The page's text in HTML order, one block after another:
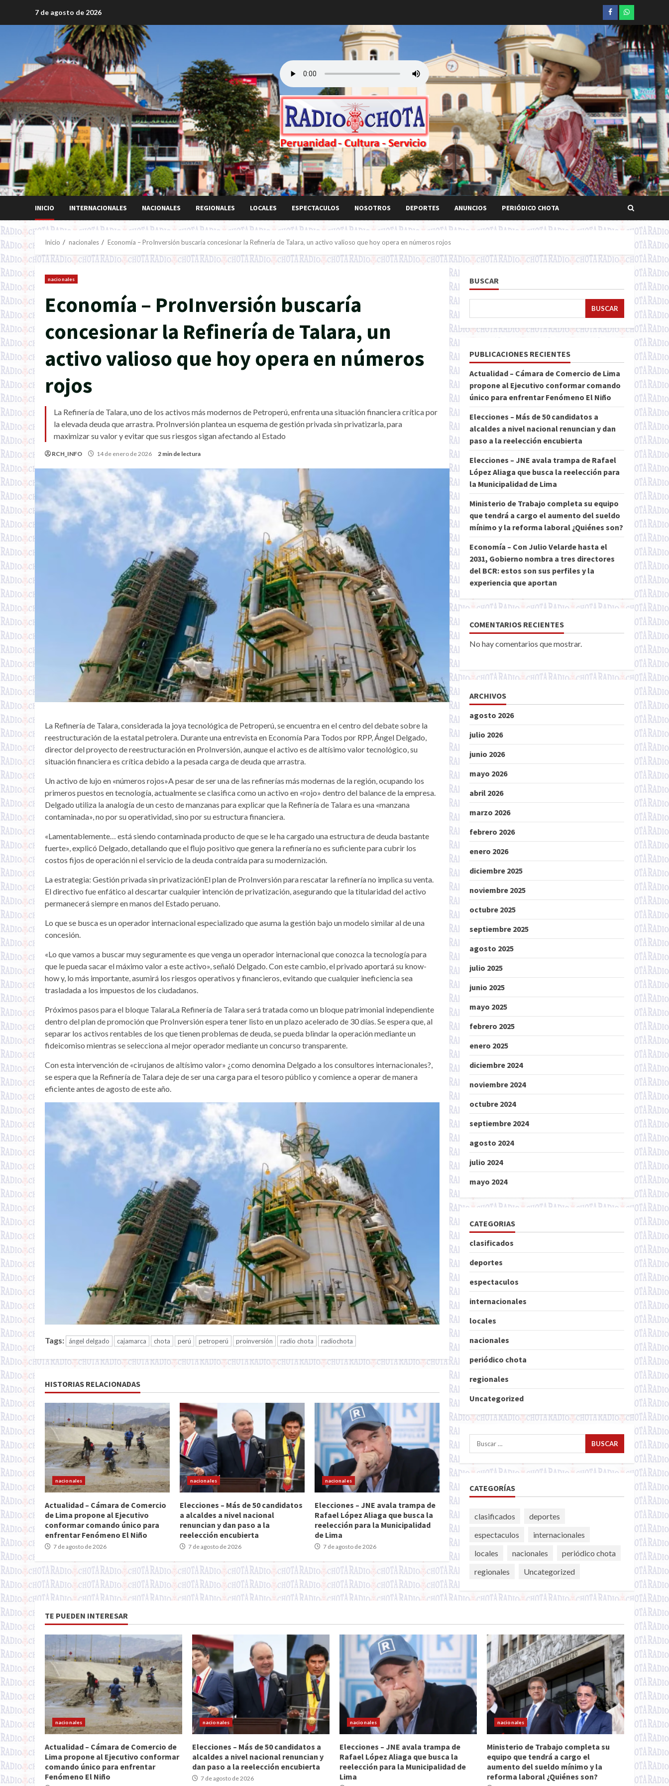
7 de agosto de 2026 Facebookwhatsapp
INICIO INTERNACIONALES NACIONALES REGIONALES LOCALES ESPECTACULOS NOSOTROS DEPORTES ANUNCIOS PERIÓDICO CHOTA
Inicio nacionales Economía – ProInversión buscaría concesionar la Refinería de Talara, un activo valioso que hoy opera en números rojos
nacionales
Economía – ProInversión buscaría
concesionar la Refinería de Talara, un
activo valioso que hoy opera en números
rojos
La Refinería de Talara, uno de los activos más modernos de Petroperú, enfrenta una situación financiera crítica por
la elevada deuda que arrastra. ProInversión plantea un esquema de gestión privada sin privatizarla, para
maximizar su valor y evitar que sus riesgos sigan afectando al Estado
RCH_INFO 14 de enero de 2026 2 min de lectura
La Refinería de Talara, considerada la joya tecnológica de Petroperú, se encuentra en el centro del debate sobre la
reestructuración de la estatal petrolera. Durante una entrevista en Economía Para Todos por RPP, Ángel Delgado,
director del proyecto de reestructuración en ProInversión, aunque el activo es de altísimo valor tecnológico, su
situación financiera es crítica debido a la pesada carga de deuda que arrastra.
Un activo de lujo en «números rojos»A pesar de ser una de las refinerías más modernas de la región, ocupando los
primeros puestos en tecnología, actualmente se clasifica como un activo en «rojo» dentro del balance de la empresa.
Delgado utiliza la analogía de un cesto de manzanas para explicar que la Refinería de Talara es una «manzana
contaminada», no por su operatividad, sino por su estructura financiera.
«Lamentablemente… está siendo contaminada producto de que se le ha cargado una estructura de deuda bastante
fuerte», explicó Delgado, detallando que el flujo positivo que genera la refinería no es suficiente para cubrir los
costos fijos de operación ni el servicio de la deuda contraída para su modernización.
La estrategia: Gestión privada sin privatizaciónEl plan de ProInversión para rescatar la refinería no implica su venta.
El directivo fue enfático al descartar cualquier intención de privatización, asegurando que la titularidad del activo
permanecerá siempre en manos del Estado peruano.
Lo que se busca es un operador internacional especializado que asuma la gestión bajo un modelo similar al de una
concesión.
«Lo que vamos a buscar muy seguramente es que venga un operador internacional que conozca la tecnología para
que le pueda sacar el máximo valor a este activo», señaló Delgado. Con este cambio, el privado aportará su know-
how y, lo más importante, asumirá los riesgos operativos y financieros, evitando que cualquier ineficiencia sea
trasladada a los impuestos de los ciudadanos.
Próximos pasos para el bloque TalaraLa Refinería de Talara será tratada como un bloque patrimonial independiente
dentro del plan de promoción que ProInversión espera tener listo en un plazo acelerado de 30 días. Se espera que, al
separar los activos rentables de los que tienen problemas de deuda, se pueda blindar la operación mediante un
fideicomiso mientras se selecciona al mejor operador mediante un concurso transparente.
Con esta intervención de «cirujanos de altísimo valor» ¿como denomina Delgado a los consultores internacionales?,
se espera que la Refinería de Talara deje de ser una carga para el tesoro público y comience a operar de manera
eficiente antes de agosto de este año.
Tags: ángel delgado cajamarca chota perú petroperú proinversión radio chota radiochota
HISTORIAS RELACIONADAS
nacionales
Actualidad – Cámara de Comercio
de Lima propone al Ejecutivo
conformar comando único para
enfrentar Fenómeno El Niño
7 de agosto de 2026
nacionales
Elecciones – Más de 50 candidatos
a alcaldes a nivel nacional
renuncian y dan paso a la
reelección encubierta
7 de agosto de 2026
nacionales
Elecciones – JNE avala trampa de
Rafael López Aliaga que busca la
reelección para la Municipalidad
de Lima
7 de agosto de 2026
BUSCAR
BUSCAR
PUBLICACIONES RECIENTES
Actualidad – Cámara de Comercio de Lima
propone al Ejecutivo conformar comando
único para enfrentar Fenómeno El Niño
Elecciones – Más de 50 candidatos a
alcaldes a nivel nacional renuncian y dan
paso a la reelección encubierta
Elecciones – JNE avala trampa de Rafael
López Aliaga que busca la reelección para
la Municipalidad de Lima
Ministerio de Trabajo completa su equipo
que tendrá a cargo el aumento del sueldo
mínimo y la reforma laboral ¿Quiénes son?
Economía – Con Julio Velarde hasta el
2031, Gobierno nombra a tres directores
del BCR: estos son sus perfiles y la
experiencia que aportan
COMENTARIOS RECIENTES
No hay comentarios que mostrar.
ARCHIVOS
agosto 2026
julio 2026
junio 2026
mayo 2026
abril 2026
marzo 2026
febrero 2026
enero 2026
diciembre 2025
noviembre 2025
octubre 2025
septiembre 2025
agosto 2025
julio 2025
junio 2025
mayo 2025
febrero 2025
enero 2025
diciembre 2024
noviembre 2024
octubre 2024
septiembre 2024
agosto 2024
julio 2024
mayo 2024
CATEGORIAS
clasificados
deportes
espectaculos
internacionales
locales
nacionales
periódico chota
regionales
Uncategorized
Buscar:
CATEGORÍAS
clasificados
deportes
espectaculos
internacionales
locales
nacionales
periódico chota
regionales
Uncategorized
TE PUEDEN INTERESAR
nacionales
Actualidad – Cámara de Comercio de
Lima propone al Ejecutivo conformar
comando único para enfrentar
Fenómeno El Niño
nacionales
Elecciones – Más de 50 candidatos a
alcaldes a nivel nacional renuncian y
dan paso a la reelección encubierta
7 de agosto de 2026
nacionales
Elecciones – JNE avala trampa de
Rafael López Aliaga que busca la
reelección para la Municipalidad de
Lima
nacionales
Ministerio de Trabajo completa su
equipo que tendrá a cargo el
aumento del sueldo mínimo y la
reforma laboral ¿Quiénes son?